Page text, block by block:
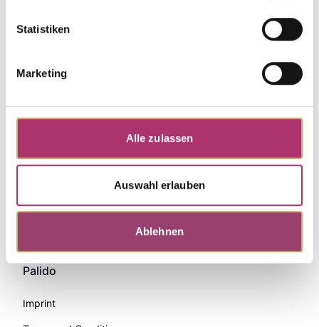
Statistiken
Marketing
Alle zulassen
Auswahl erlauben
Ablehnen
Palido
Imprint